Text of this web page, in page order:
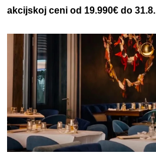
akcijskoj ceni od 19.990€ do 31.8.